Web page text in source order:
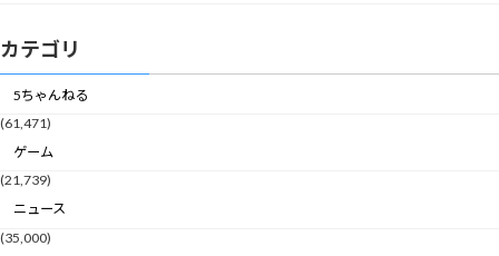
カテゴリ
5ちゃんねる
(61,471)
ゲーム
(21,739)
ニュース
(35,000)